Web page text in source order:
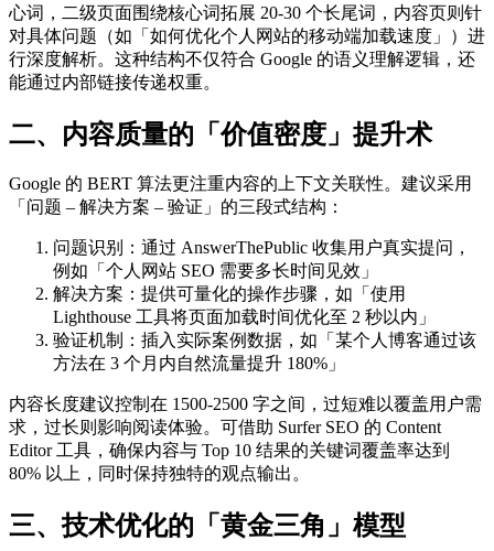
心词，二级页面围绕核心词拓展 20-30 个长尾词，内容页则针
对具体问题（如「如何优化个人网站的移动端加载速度」）进
行深度解析。这种结构不仅符合 Google 的语义理解逻辑，还
能通过内部链接传递权重。
二、内容质量的「价值密度」提升术
Google 的 BERT 算法更注重内容的上下文关联性。建议采用
「问题 – 解决方案 – 验证」的三段式结构：
问题识别：通过 AnswerThePublic 收集用户真实提问，
例如「个人网站 SEO 需要多长时间见效」
解决方案：提供可量化的操作步骤，如「使用
Lighthouse 工具将页面加载时间优化至 2 秒以内」
验证机制：插入实际案例数据，如「某个人博客通过该
方法在 3 个月内自然流量提升 180%」
内容长度建议控制在 1500-2500 字之间，过短难以覆盖用户需
求，过长则影响阅读体验。可借助 Surfer SEO 的 Content
Editor 工具，确保内容与 Top 10 结果的关键词覆盖率达到
80% 以上，同时保持独特的观点输出。
三、技术优化的「黄金三角」模型